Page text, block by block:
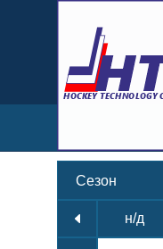
Сезон
н/д